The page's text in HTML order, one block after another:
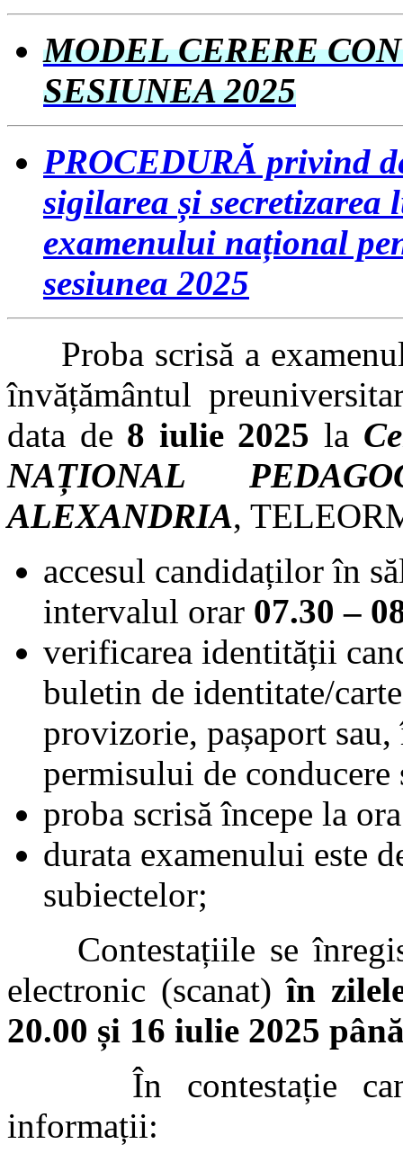
MODEL CERERE
SESIUNEA 2025
PROCEDURĂ privind
sigilarea și
examenului național
sesiunea 2025
Proba scrisă a
învățământul
data de 8 iulie 2025 la
NAȚIONAL
ALEXANDRIA,
accesul candidaților în
intervalul orar 07.30 –
verificarea identității
buletin de identitate/
provizorie, pașaport
permisului de
proba scrisă începe la
durata examenului este
subiectelor;
Contestațiile se
electronic (scanat)în
20.00 și 16 iulie 2025
În contestație
informații: